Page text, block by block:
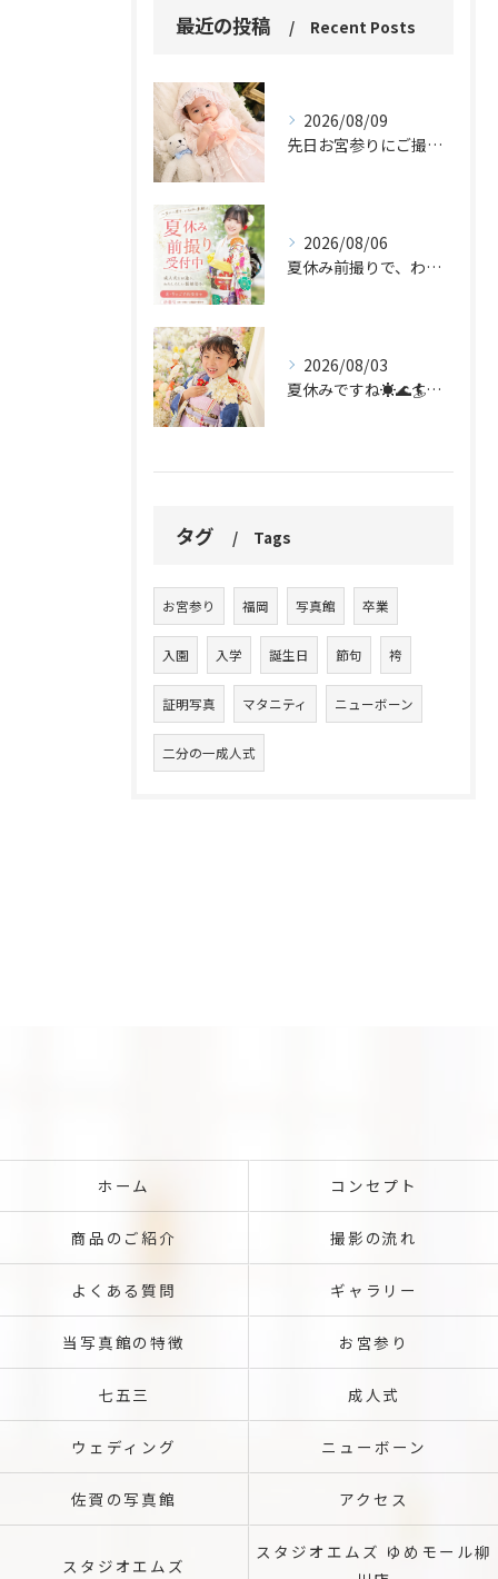
最近の投稿 Recent Posts
2026/08/09
先日お宮参りにご撮影のお客様のご紹介です♡
2026/08/06
夏休み前撮りで、わたしらしい振袖姿を。
2026/08/03
夏休みですね☀️🌊🏄🌻✨
タグ Tags
お宮参り 福岡 写真館 卒業
入園 入学 誕生日 節句 袴
証明写真 マタニティ ニューボーン
二分の一成人式
ホーム コンセプト
商品のご紹介 撮影の流れ
よくある質問 ギャラリー
当写真館の特徴 お宮参り
七五三 成人式
ウェディング ニューボーン
佐賀の写真館 アクセス
スタジオエムズ
スタジオエムズ ゆめモール柳